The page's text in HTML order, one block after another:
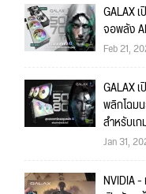
GALAX
จอพลัง
Feb 21,
GALAX
พลิกโฉม
สำหรับเ
Jan 31,
NVIDIA